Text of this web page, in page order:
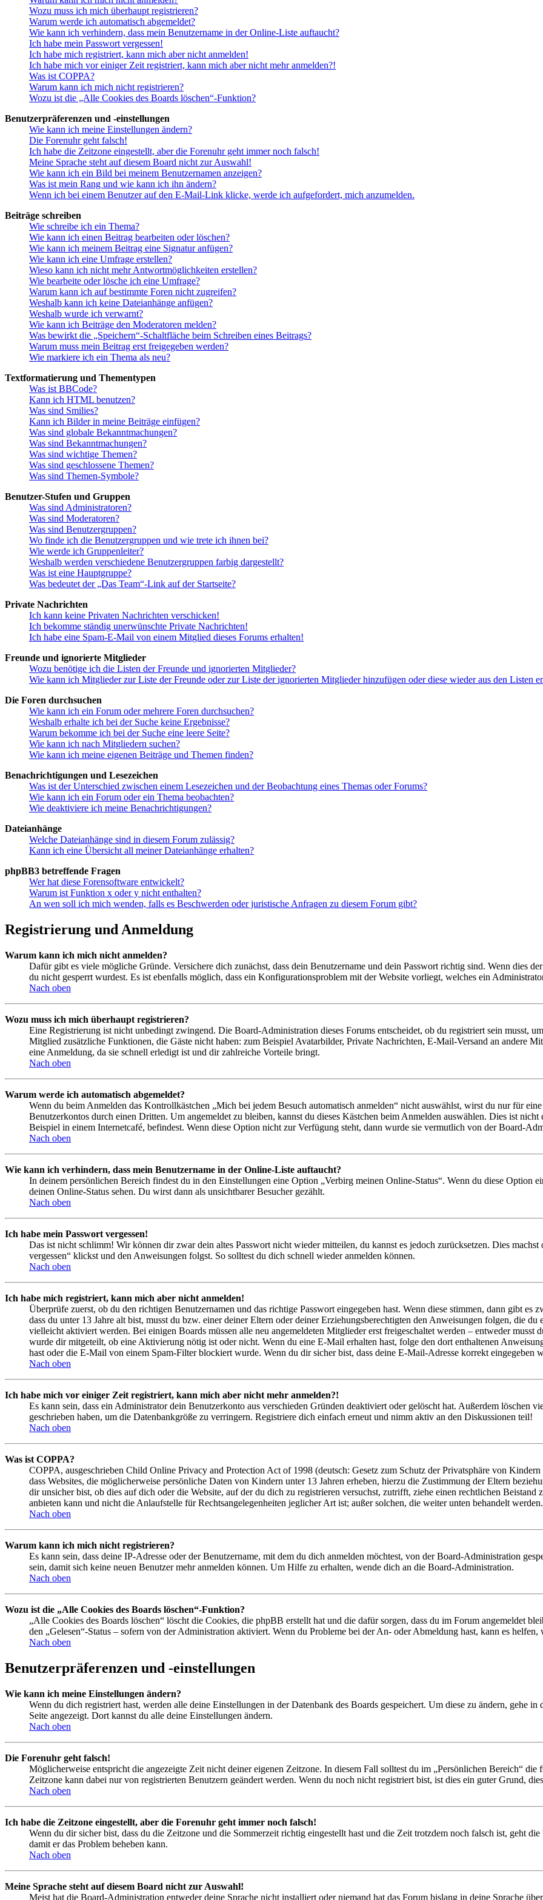
Wozu muss ich mich überhaupt registrieren?
Warum werde ich automatisch abgemeldet?
Wie kann ich verhindern, dass mein Benutzername in der Online-Liste auftaucht?
Ich habe mein Passwort vergessen!
Ich habe mich registriert, kann mich aber nicht anmelden!
Ich habe mich vor einiger Zeit registriert, kann mich aber nicht mehr anmelden?!
Was ist COPPA?
Warum kann ich mich nicht registrieren?
Wozu ist die „Alle Cookies des Boards löschen“-Funktion?
Benutzerpräferenzen und -einstellungen
Wie kann ich meine Einstellungen ändern?
Die Forenuhr geht falsch!
Ich habe die Zeitzone eingestellt, aber die Forenuhr geht immer noch falsch!
Meine Sprache steht auf diesem Board nicht zur Auswahl!
Wie kann ich ein Bild bei meinem Benutzernamen anzeigen?
Was ist mein Rang und wie kann ich ihn ändern?
Wenn ich bei einem Benutzer auf den E-Mail-Link klicke, werde ich aufgefordert, mich anzumelden.
Beiträge schreiben
Wie schreibe ich ein Thema?
Wie kann ich einen Beitrag bearbeiten oder löschen?
Wie kann ich meinem Beitrag eine Signatur anfügen?
Wie kann ich eine Umfrage erstellen?
Wieso kann ich nicht mehr Antwortmöglichkeiten erstellen?
Wie bearbeite oder lösche ich eine Umfrage?
Warum kann ich auf bestimmte Foren nicht zugreifen?
Weshalb kann ich keine Dateianhänge anfügen?
Weshalb wurde ich verwarnt?
Wie kann ich Beiträge den Moderatoren melden?
Was bewirkt die „Speichern“-Schaltfläche beim Schreiben eines Beitrags?
Warum muss mein Beitrag erst freigegeben werden?
Wie markiere ich ein Thema als neu?
Textformatierung und Thementypen
Was ist BBCode?
Kann ich HTML benutzen?
Was sind Smilies?
Kann ich Bilder in meine Beiträge einfügen?
Was sind globale Bekanntmachungen?
Was sind Bekanntmachungen?
Was sind wichtige Themen?
Was sind geschlossene Themen?
Was sind Themen-Symbole?
Benutzer-Stufen und Gruppen
Was sind Administratoren?
Was sind Moderatoren?
Was sind Benutzergruppen?
Wo finde ich die Benutzergruppen und wie trete ich ihnen bei?
Wie werde ich Gruppenleiter?
Weshalb werden verschiedene Benutzergruppen farbig dargestellt?
Was ist eine Hauptgruppe?
Was bedeutet der „Das Team“-Link auf der Startseite?
Private Nachrichten
Ich kann keine Privaten Nachrichten verschicken!
Ich bekomme ständig unerwünschte Private Nachrichten!
Ich habe eine Spam-E-Mail von einem Mitglied dieses Forums erhalten!
Freunde und ignorierte Mitglieder
Wozu benötige ich die Listen der Freunde und ignorierten Mitglieder?
Wie kann ich Mitglieder zur Liste der Freunde oder zur Liste der ignorierten Mitglieder hinzufügen oder diese wieder aus den Listen
Die Foren durchsuchen
Wie kann ich ein Forum oder mehrere Foren durchsuchen?
Weshalb erhalte ich bei der Suche keine Ergebnisse?
Warum bekomme ich bei der Suche eine leere Seite?
Wie kann ich nach Mitgliedern suchen?
Wie kann ich meine eigenen Beiträge und Themen finden?
Benachrichtigungen und Lesezeichen
Was ist der Unterschied zwischen einem Lesezeichen und der Beobachtung eines Themas oder Forums?
Wie kann ich ein Forum oder ein Thema beobachten?
Wie deaktiviere ich meine Benachrichtigungen?
Dateianhänge
Welche Dateianhänge sind in diesem Forum zulässig?
Kann ich eine Übersicht all meiner Dateianhänge erhalten?
phpBB3 betreffende Fragen
Wer hat diese Forensoftware entwickelt?
Warum ist Funktion x oder y nicht enthalten?
An wen soll ich mich wenden, falls es Beschwerden oder juristische Anfragen zu diesem Forum gibt?
Registrierung und Anmeldung
Warum kann ich mich nicht anmelden?
Dafür gibt es viele mögliche Gründe. Versichere dich zunächst, dass dein Benutzername und dein Passwort richtig sind. Wenn dies
du nicht gesperrt wurdest. Es ist ebenfalls möglich, dass ein Konfigurationsproblem mit der Website vorliegt, welches ein
Nach oben
Wozu muss ich mich überhaupt registrieren?
Eine Registrierung ist nicht unbedingt zwingend. Die Board-Administration dieses Forums entscheidet, ob du registriert sein musst,
Mitglied zusätzliche Funktionen, die Gäste nicht haben: zum Beispiel Avatarbilder, Private Nachrichten, E-Mail-Versand an andere
eine Anmeldung, da sie schnell erledigt ist und dir zahlreiche Vorteile bringt.
Nach oben
Warum werde ich automatisch abgemeldet?
Wenn du beim Anmelden das Kontrollkästchen „Mich bei jedem Besuch automatisch anmelden“ nicht auswählst, wirst du nur für
Benutzerkontos durch einen Dritten. Um angemeldet zu bleiben, kannst du dieses Kästchen beim Anmelden auswählen. Dies ist
Beispiel in einem Internetcafé, befindest. Wenn diese Option nicht zur Verfügung steht, dann wurde sie vermutlich von der Board-
Nach oben
Wie kann ich verhindern, dass mein Benutzername in der Online-Liste auftaucht?
In deinem persönlichen Bereich findest du in den Einstellungen eine Option „Verbirg meinen Online-Status“. Wenn du diese Option
deinen Online-Status sehen. Du wirst dann als unsichtbarer Besucher gezählt.
Nach oben
Ich habe mein Passwort vergessen!
Das ist nicht schlimm! Wir können dir zwar dein altes Passwort nicht wieder mitteilen, du kannst es jedoch zurücksetzen. Dies
vergessen“ klickst und den Anweisungen folgst. So solltest du dich schnell wieder anmelden können.
Nach oben
Ich habe mich registriert, kann mich aber nicht anmelden!
Überprüfe zuerst, ob du den richtigen Benutzernamen und das richtige Passwort eingegeben hast. Wenn diese stimmen, dann gibt es
dass du unter 13 Jahre alt bist, musst du bzw. einer deiner Eltern oder deiner Erziehungsberechtigten den Anweisungen folgen, die
vielleicht aktiviert werden. Bei einigen Boards müssen alle neu angemeldeten Mitglieder erst freigeschaltet werden – entweder musst
wurde dir mitgeteilt, ob eine Aktivierung nötig ist oder nicht. Wenn du eine E-Mail erhalten hast, folge den dort enthaltenen
hast oder die E-Mail von einem Spam-Filter blockiert wurde. Wenn du dir sicher bist, dass deine E-Mail-Adresse korrekt eingegeben
Nach oben
Ich habe mich vor einiger Zeit registriert, kann mich aber nicht mehr anmelden?!
Es kann sein, dass ein Administrator dein Benutzerkonto aus verschieden Gründen deaktiviert oder gelöscht hat. Außerdem löschen
geschrieben haben, um die Datenbankgröße zu verringern. Registriere dich einfach erneut und nimm aktiv an den Diskussionen teil!
Nach oben
Was ist COPPA?
COPPA, ausgeschrieben Child Online Privacy and Protection Act of 1998 (deutsch: Gesetz zum Schutz der Privatsphäre von
dass Websites, die möglicherweise persönliche Daten von Kindern unter 13 Jahren erheben, hierzu die Zustimmung der Eltern
dir unsicher bist, ob dies auf dich oder die Website, auf der du dich zu registrieren versuchst, zutrifft, ziehe einen rechtlichen Beistand
anbieten kann und nicht die Anlaufstelle für Rechtsangelegenheiten jeglicher Art ist; außer solchen, die weiter unten behandelt werden.
Nach oben
Warum kann ich mich nicht registrieren?
Es kann sein, dass deine IP-Adresse oder der Benutzername, mit dem du dich anmelden möchtest, von der Board-Administration
sein, damit sich keine neuen Benutzer mehr anmelden können. Um Hilfe zu erhalten, wende dich an die Board-Administration.
Nach oben
Wozu ist die „Alle Cookies des Boards löschen“-Funktion?
„Alle Cookies des Boards löschen“ löscht die Cookies, die phpBB erstellt hat und die dafür sorgen, dass du im Forum angemeldet
den „Gelesen“-Status – sofern von der Administration aktiviert. Wenn du Probleme bei der An- oder Abmeldung hast, kann es
Nach oben
Benutzerpräferenzen und -einstellungen
Wie kann ich meine Einstellungen ändern?
Wenn du dich registriert hast, werden alle deine Einstellungen in der Datenbank des Boards gespeichert. Um diese zu ändern, gehe
Seite angezeigt. Dort kannst du alle deine Einstellungen ändern.
Nach oben
Die Forenuhr geht falsch!
Möglicherweise entspricht die angezeigte Zeit nicht deiner eigenen Zeitzone. In diesem Fall solltest du im „Persönlichen Bereich“
Zeitzone kann dabei nur von registrierten Benutzern geändert werden. Wenn du noch nicht registriert bist, ist dies ein guter Grund,
Nach oben
Ich habe die Zeitzone eingestellt, aber die Forenuhr geht immer noch falsch!
Wenn du dir sicher bist, dass du die Zeitzone und die Sommerzeit richtig eingestellt hast und die Zeit trotzdem noch falsch ist, geht
damit er das Problem beheben kann.
Nach oben
Meine Sprache steht auf diesem Board nicht zur Auswahl!
Meist hat die Board-Administration entweder deine Sprache nicht installiert oder niemand hat das Forum bislang in deine Sprache